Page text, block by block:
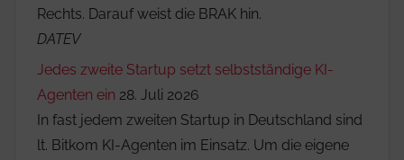
Rechts. Darauf weist die BRAK hin.
DATEV
Jedes zweite Startup setzt selbstständige KI-
Agenten ein 28. Juli 2026
In fast jedem zweiten Startup in Deutschland sind
lt. Bitkom KI-Agenten im Einsatz. Um die eigene